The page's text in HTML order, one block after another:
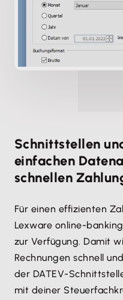
Schnittstellen
einfachen
schnellen
Für einen effizienten
Lexware online-
zur Verfügung. Damit
Rechnungen schnell
der DATEV-
mit deiner